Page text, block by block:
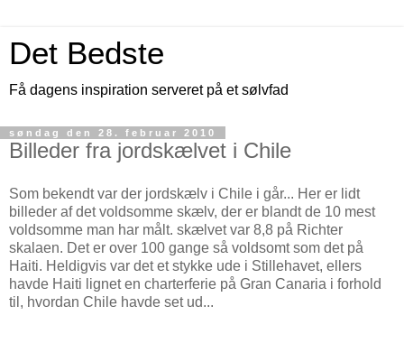
Det Bedste
Få dagens inspiration serveret på et sølvfad
søndag den 28. februar 2010
Billeder fra jordskælvet i Chile
Som bekendt var der jordskælv i Chile i går... Her er lidt
billeder af det voldsomme skælv, der er blandt de 10 mest
voldsomme man har målt. skælvet var 8,8 på Richter
skalaen. Det er over 100 gange så voldsomt som det på
Haiti. Heldigvis var det et stykke ude i Stillehavet, ellers
havde Haiti lignet en charterferie på Gran Canaria i forhold
til, hvordan Chile havde set ud...